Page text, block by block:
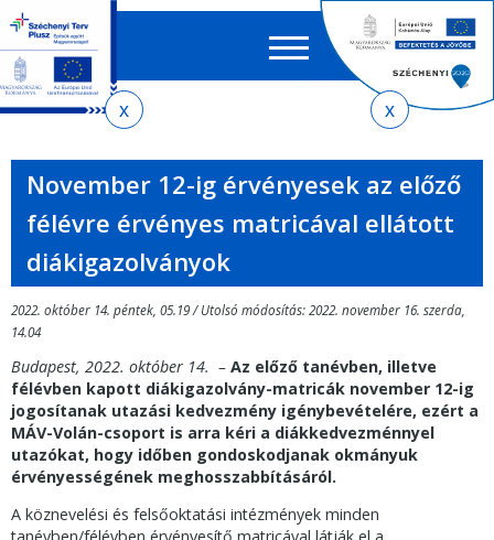
almenühöz
tartalomra
oldaltérképre
EN HU
űrlap
November 12-ig érvényesek az előző
félévre érvényes matricával ellátott
diákigazolványok
2022. október 14. péntek, 05.19 / Utolsó módosítás: 2022. november 16. szerda,
14.04
Budapest, 2022. október 14. – Az előző tanévben, illetve
félévben kapott diákigazolvány-matricák november 12-ig
jogosítanak utazási kedvezmény igénybevételére, ezért a
MÁV-Volán-csoport is arra kéri a diákkedvezménnyel
utazókat, hogy időben gondoskodjanak okmányuk
érvényességének meghosszabbításáról.
A köznevelési és felsőoktatási intézmények minden